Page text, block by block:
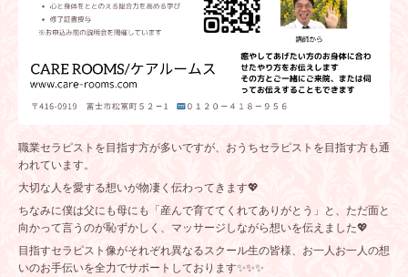
職業セラピストを目指す方が多いですが、おうちセラピストを目指す方も通
われています。
大切な人を愛する想いが物凄く伝わってきます💖
ちなみに僕は父にも母にも「産んで育ててくれてありがとう」と、ただ面と
向かって言うのが恥ずかしく、マッサージしながら想いを伝えました💖
目指すセラピスト像がそれぞれ異なるスクール生の皆様、お一人お一人の想
いのお手伝いを全力でサポートしております✨✨✨